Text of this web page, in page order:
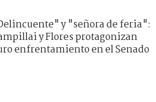
y "señora de feria":
y Flores protagonizan
enfrentamiento en el Senado